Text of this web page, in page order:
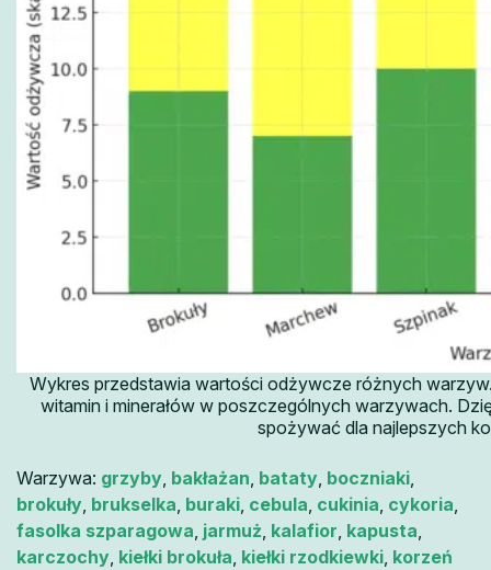
Wykres przedstawia wartości odżywcze różnych
witamin i minerałów w poszczególnych warzywach.
spożywać dla najlepszych
Warzywa: grzyby, bakłażan, bataty, boczniaki,
brokuły, brukselka, buraki, cebula, cukinia, cykoria,
fasolka szparagowa, jarmuż, kalafior, kapusta,
karczochy, kiełki brokuła, kiełki rzodkiewki, korzeń